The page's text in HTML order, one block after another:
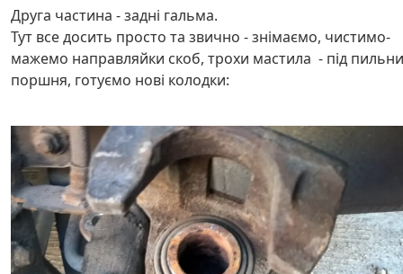
Друга частина - задні гальма.
Тут все досить просто та звично - знімаємо, чистимо-
мажемо направляйки скоб, трохи мастила - під
поршня, готуємо нові колодки: